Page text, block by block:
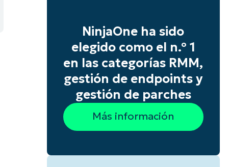
NinjaOne ha sido
elegido como el n.º 1
en las categorías RMM,
gestión de endpoints y
gestión de parches
Más información